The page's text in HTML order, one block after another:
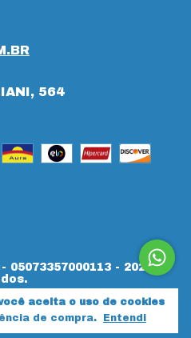
aceita o uso de cookies
de compra.
Entendi
564
- 2026.